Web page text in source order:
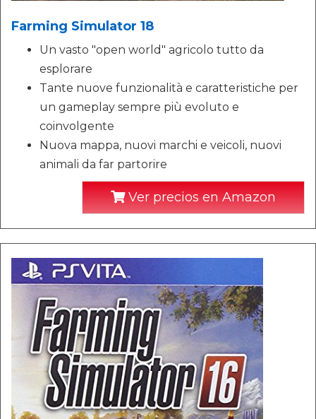
Farming Simulator 18
Un vasto "open world" agricolo tutto da
esplorare
Tante nuove funzionalità e caratteristiche per
un gameplay sempre più evoluto e
coinvolgente
Nuova mappa, nuovi marchi e veicoli, nuovi
animali da far partorire
Ver precios en Amazon